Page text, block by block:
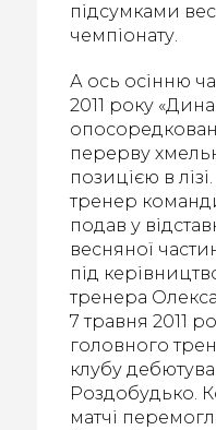
підсумками
чемпіонату.
А ось осінню
2011 року
перерву
позицією в
тренер
подав у
весняної
під
тренера
7 травня 2011
головного
клубу
Роздобудько.
матчі